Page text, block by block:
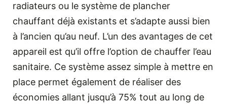
radiateurs ou le système de plancher
chauffant déjà existants et s’adapte aussi bien
à l’ancien qu’au neuf. L’un des avantages de cet
appareil est qu’il offre l’option de chauffer l’eau
sanitaire. Ce système assez simple à mettre en
place permet également de réaliser des
économies allant jusqu’à 75% tout au long de